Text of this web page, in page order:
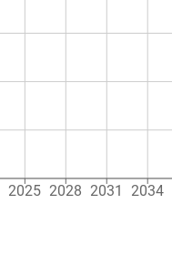
2025 2028 2031 2034